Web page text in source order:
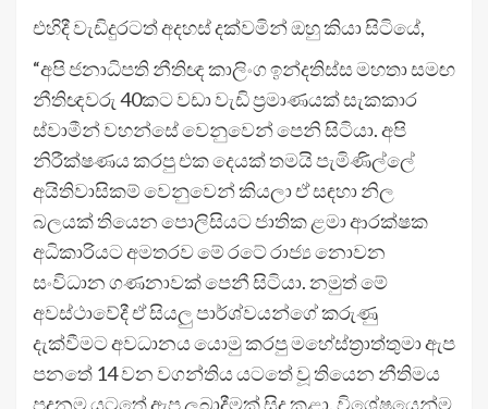
එහිදී වැඩිදුරටත් අදහස් දක්වමින් ඔහු කියා සිටියේ,
“අපි ජනාධිපති නීතිඥ කාලිංග ඉන්දතිස්ස මහතා සමඟ
නීතිඥවරු 40කට වඩා වැඩි ප්‍රමාණයක් සැකකාර
ස්වාමීන් වහන්සේ වෙනුවෙන් පෙනි සිටියා. අපි
නිරීක්ෂණය කරපු එක දෙයක් තමයි පැමිණිල්ලේ
අයිතිවාසිකම් වෙනුවෙන් කියලා ඒ සඳහා නිල
බලයක් තියෙන පොලිසියට ජාතික ළමා ආරක්ෂක
අධිකාරියට අමතරව මේ රටේ රාජ්‍ය නොවන
සංවිධාන ගණනාවක් පෙනී සිටියා. නමුත් මේ
අවස්ථාවේදී ඒ සියලු පාර්ශ්වයන්ගේ කරුණු
දැක්වීමට අවධානය යොමු කරපු මහේස්ත්‍රාත්තුමා ඇප
පනතේ 14 වන වගන්තිය යටතේ වූ තියෙන නීතිමය
පදනම යටතේ ඇප ලබාදීමක් සිදු කළා. විශේෂයෙන්ම